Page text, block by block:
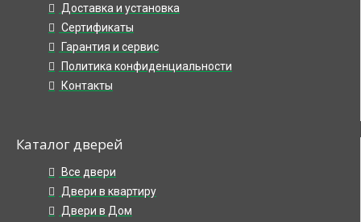
Доставка и установка
Сертификаты
Гарантия и сервис
Политика конфиденциальности
Контакты
Каталог дверей
Все двери
Двери в квартиру
Двери в Дом